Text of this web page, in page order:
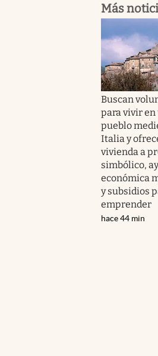
Más
Buscan
para vivir en
pueblo
Italia y
vivienda a
simbólico,
económica
y subsidios
emprender
hace 44 min